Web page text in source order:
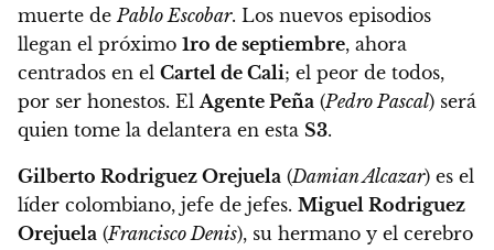
muerte dePablo Escobar. Los nuevos episodios
llegan el próximo 1ro de septiembre, ahora
centrados en el Cartel de Cali; el peor de todos,
por ser honestos. ElAgente Peña (Pedro Pascal) será
quien tome la delantera en esta S3.
Gilberto Rodriguez Orejuela (Damian Alcazar) es el
líder colombiano, jefe de jefes. Miguel Rodriguez
Orejuela (Francisco Denis), su hermano y el cerebro